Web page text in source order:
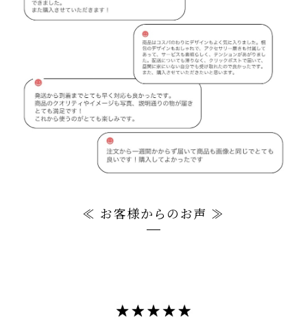
≪ お客様からのお声 ≫